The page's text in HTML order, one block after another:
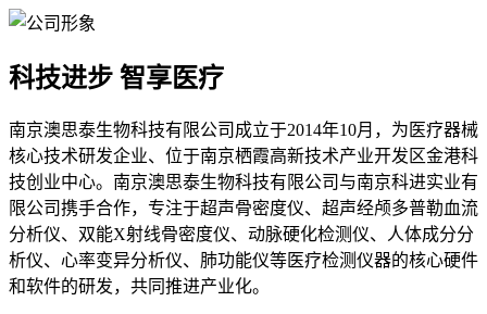
科技进步 智享医疗
南京澳思泰生物科技有限公司成立于2014年10月，为医疗器械
核心技术研发企业、位于南京栖霞高新技术产业开发区金港科
技创业中心。南京澳思泰生物科技有限公司与南京科进实业有
限公司携手合作，专注于超声骨密度仪、超声经颅多普勒血流
分析仪、双能X射线骨密度仪、动脉硬化检测仪、人体成分分
析仪、心率变异分析仪、肺功能仪等医疗检测仪器的核心硬件
和软件的研发，共同推进产业化。